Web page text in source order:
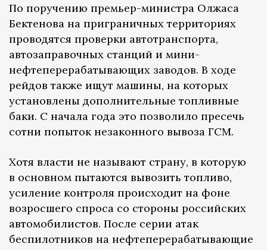
По поручению премьер-министра Олжаса
Бектенова на приграничных территориях
проводятся проверки автотранспорта,
автозаправочных станций и мини-
нефтеперерабатывающих заводов. В ходе
рейдов также ищут машины, на которых
установлены дополнительные топливные
баки. С начала года это позволило пресечь
сотни попыток незаконного вывоза ГСМ.
Хотя власти не называют страну, в которую
в основном пытаются вывозить топливо,
усиление контроля происходит на фоне
возросшего спроса со стороны российских
автомобилистов. После серии атак
беспилотников на нефтеперерабатывающие